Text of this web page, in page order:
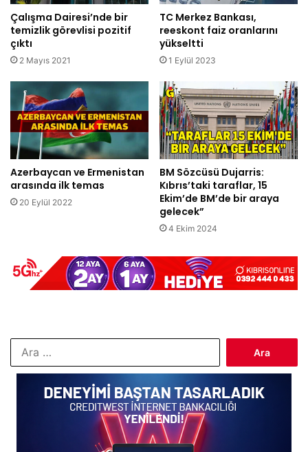
Çalışma Dairesi’nde bir
temizlik görevlisi pozitif
çıktı
2 Mayıs 2021
TC Merkez Bankası,
reeskont faiz oranlarını
yükseltti
1 Eylül 2023
Azerbaycan ve Ermenistan
arasında ilk temas
20 Eylül 2022
BM Sözcüsü Dujarris:
Kıbrıs’taki taraflar, 15
Ekim’de BM’de bir araya
gelecek”
4 Ekim 2024